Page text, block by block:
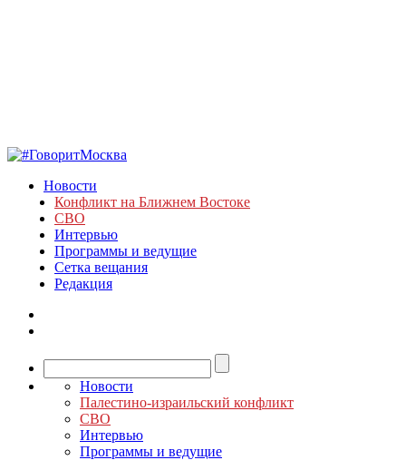
Новости
Конфликт на Ближнем Востоке
СВО
Интервью
Программы и ведущие
Сетка вещания
Редакция
Новости
Палестино-израильский конфликт
СВО
Интервью
Программы и ведущие